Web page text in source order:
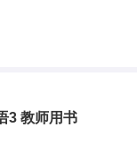
3 教师用书